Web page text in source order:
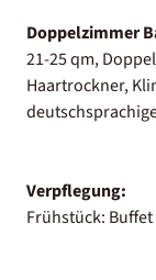
Doppelzimmer
21-25 qm,
Haartrockner,
Verpflegung:
Frühstück: Buffet